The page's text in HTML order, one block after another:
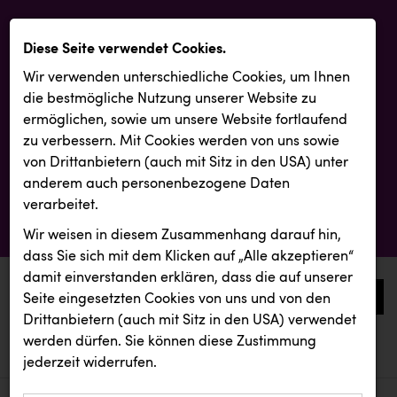
0
aktuelle aussendungen
aktuelle aussendungen
Diese Seite verwendet Cookies.
Wir verwenden unterschiedliche Cookies, um Ihnen
die best­mögliche Nutzung unserer Website zu
ermöglichen, sowie um unsere Website fortlaufend
zu verbessern. Mit Cookies werden von uns sowie
von Drittanbietern (auch mit Sitz in den USA) unter
anderem auch personenbezogene Daten
verarbeitet.
Wir weisen in diesem Zusammenhang darauf hin,
dass Sie sich mit dem Klicken auf „Alle akzeptieren“
damit ein­ver­standen erklären, dass die auf unserer
Seite eingesetzten Cookies von uns und von den
Drittanbietern (auch mit Sitz in den USA) verwendet
werden dürfen. Sie können diese Zustimmung
jederzeit widerrufen.